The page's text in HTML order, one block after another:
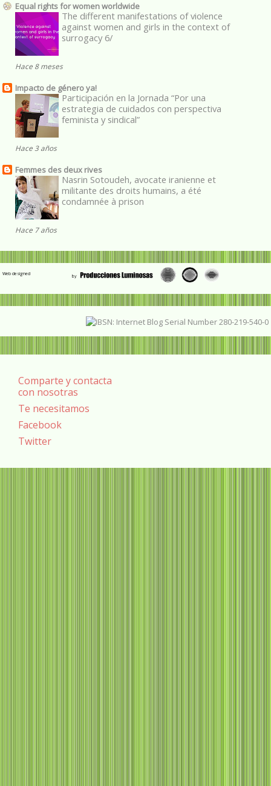
Equal rights for women worldwide
The different manifestations of violence
against women and girls in the context of
surrogacy 6/
Hace 8 meses
Impacto de género ya!
Participación en la Jornada “Por una
estrategia de cuidados con perspectiva
feminista y sindical”
Hace 3 años
Femmes des deux rives
Nasrin Sotoudeh, avocate iranienne et
militante des droits humains, a été
condamnée à prison
Hace 7 años
Web designed
Comparte y contacta
con nosotras
Te necesitamos
Facebook
Twitter